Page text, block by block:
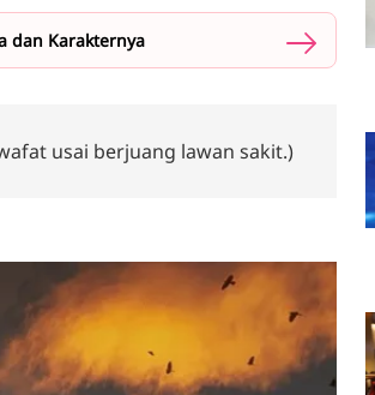
dan Karakternya
usai berjuang lawan sakit.)